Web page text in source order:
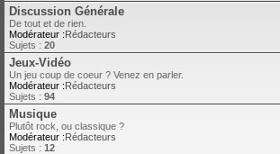
Discussion Générale
De tout et de rien.
Modérateur :Rédacteurs
Sujets : 20
Jeux-Vidéo
Un jeu coup de coeur ? Venez en parler.
Modérateur :Rédacteurs
Sujets : 94
Musique
Plutôt rock, ou classique ?
Modérateur :Rédacteurs
Sujets : 12